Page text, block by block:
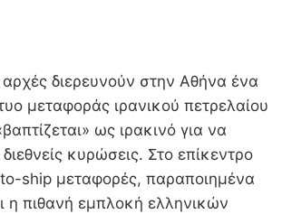
αρχές διερευνούν στην Αθήνα ένα
μεταφοράς ιρανικού πετρελαίου
ως ιρακινό για να
κυρώσεις. Στο επίκεντρο
ship μεταφορές, παραποιημένα
η πιθανή εμπλοκή ελληνικών